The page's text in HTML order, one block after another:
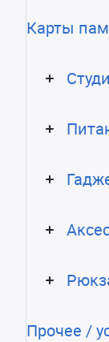
Карты
Прочее /